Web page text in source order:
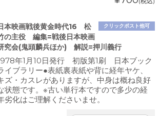
クリックポスト他可
本映画戦後黄金時代16 松
の主役 編集=戦後日本映画
究会(鬼頭麟兵ほか) 解説=押川義行
年1月10日発行 初版第1刷 日本ブック
イブラリー●表紙裏表紙や背に経年ヤケ、
ズ・カスレがありますが、中身は概ね良好
状態です。※古い単行本ですので多少の経
劣化はご理解くださいませ。